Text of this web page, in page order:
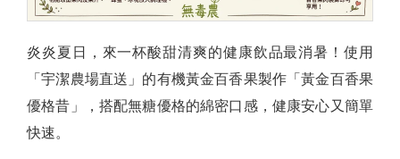
炎炎夏日，來一杯酸甜清爽的健康飲品最消暑！使用
「宇潔農場直送」的有機黃金百香果製作「黃金百香果
優格昔」，搭配無糖優格的綿密口感，健康安心又簡單
快速。